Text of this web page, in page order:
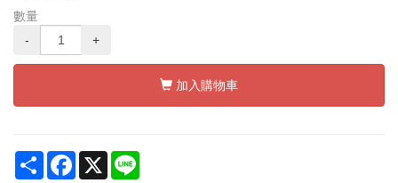
數量
-
+
加入購物車
Share Facebook
X